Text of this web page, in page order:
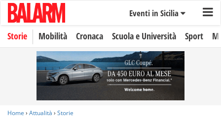
Eventi in Sicilia
Storie Mobilità Cronaca Scuola e Università Sport
Home › Attualità › Storie